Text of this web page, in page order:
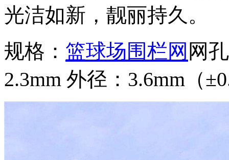
光洁如新，靓丽持久。
规格： 篮球场围栏网 网
2.3mm 外径：3.6mm（